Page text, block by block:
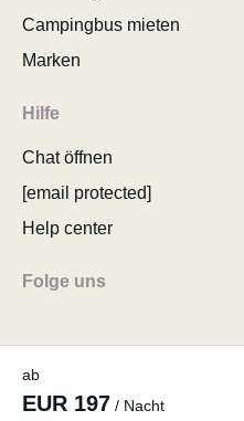
ab
EUR 197 / Nacht
Campingbus mieten
Marken
Hilfe
Chat öffnen
[email protected]
Help center
Folge uns
© 2026 MyCamper AG